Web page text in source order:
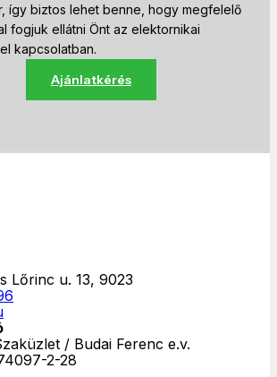
így biztos lehet benne, hogy megfelelő
fogjuk ellátni Önt az elektornikai
kapcsolatban.
Ajánlatkérés
Lőrinc u. 13, 9023
/ Budai Ferenc e.v.
2-28